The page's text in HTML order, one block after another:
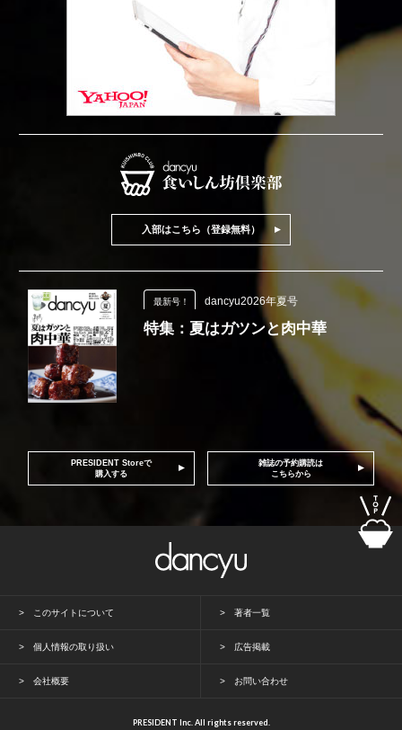
入部はこちら（登録無料）
最新号！ dancyu2026年夏号
特集：夏はガツンと肉中華
PRESIDENT Storeで
購入する
雑誌の予約購読は
こちらから
このサイトについて 著者一覧
個人情報の取り扱い 広告掲載
会社概要 お問い合わせ
PRESIDENT Inc. All rights reserved.